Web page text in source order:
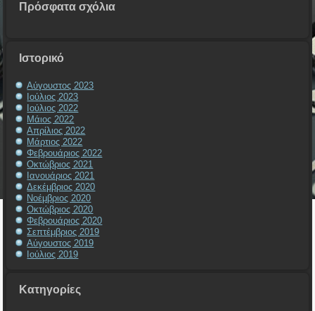
Πρόσφατα σχόλια
Ιστορικό
Αύγουστος 2023
Ιούλιος 2023
Ιούλιος 2022
Μάιος 2022
Απρίλιος 2022
Μάρτιος 2022
Φεβρουάριος 2022
Οκτώβριος 2021
Ιανουάριος 2021
Δεκέμβριος 2020
Νοέμβριος 2020
Οκτώβριος 2020
Φεβρουάριος 2020
Σεπτέμβριος 2019
Αύγουστος 2019
Ιούλιος 2019
Kατηγορίες